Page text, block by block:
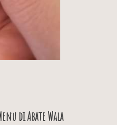
diAbate Wala